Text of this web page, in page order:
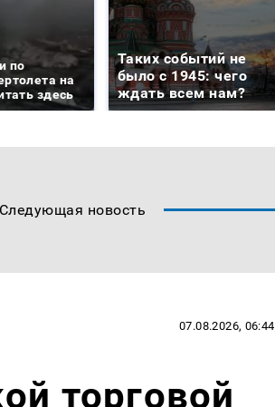
по
на
здесь
Таких событий не
было с 1945: чего
ждать всем нам?
Следующая новость
07.08.2026, 06:44
торговой